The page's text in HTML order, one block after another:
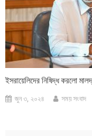
ইসরায়েলিদের নিষিদ্ধ করলো
জুন ৩, ২০২৪ সময় সংবাদ